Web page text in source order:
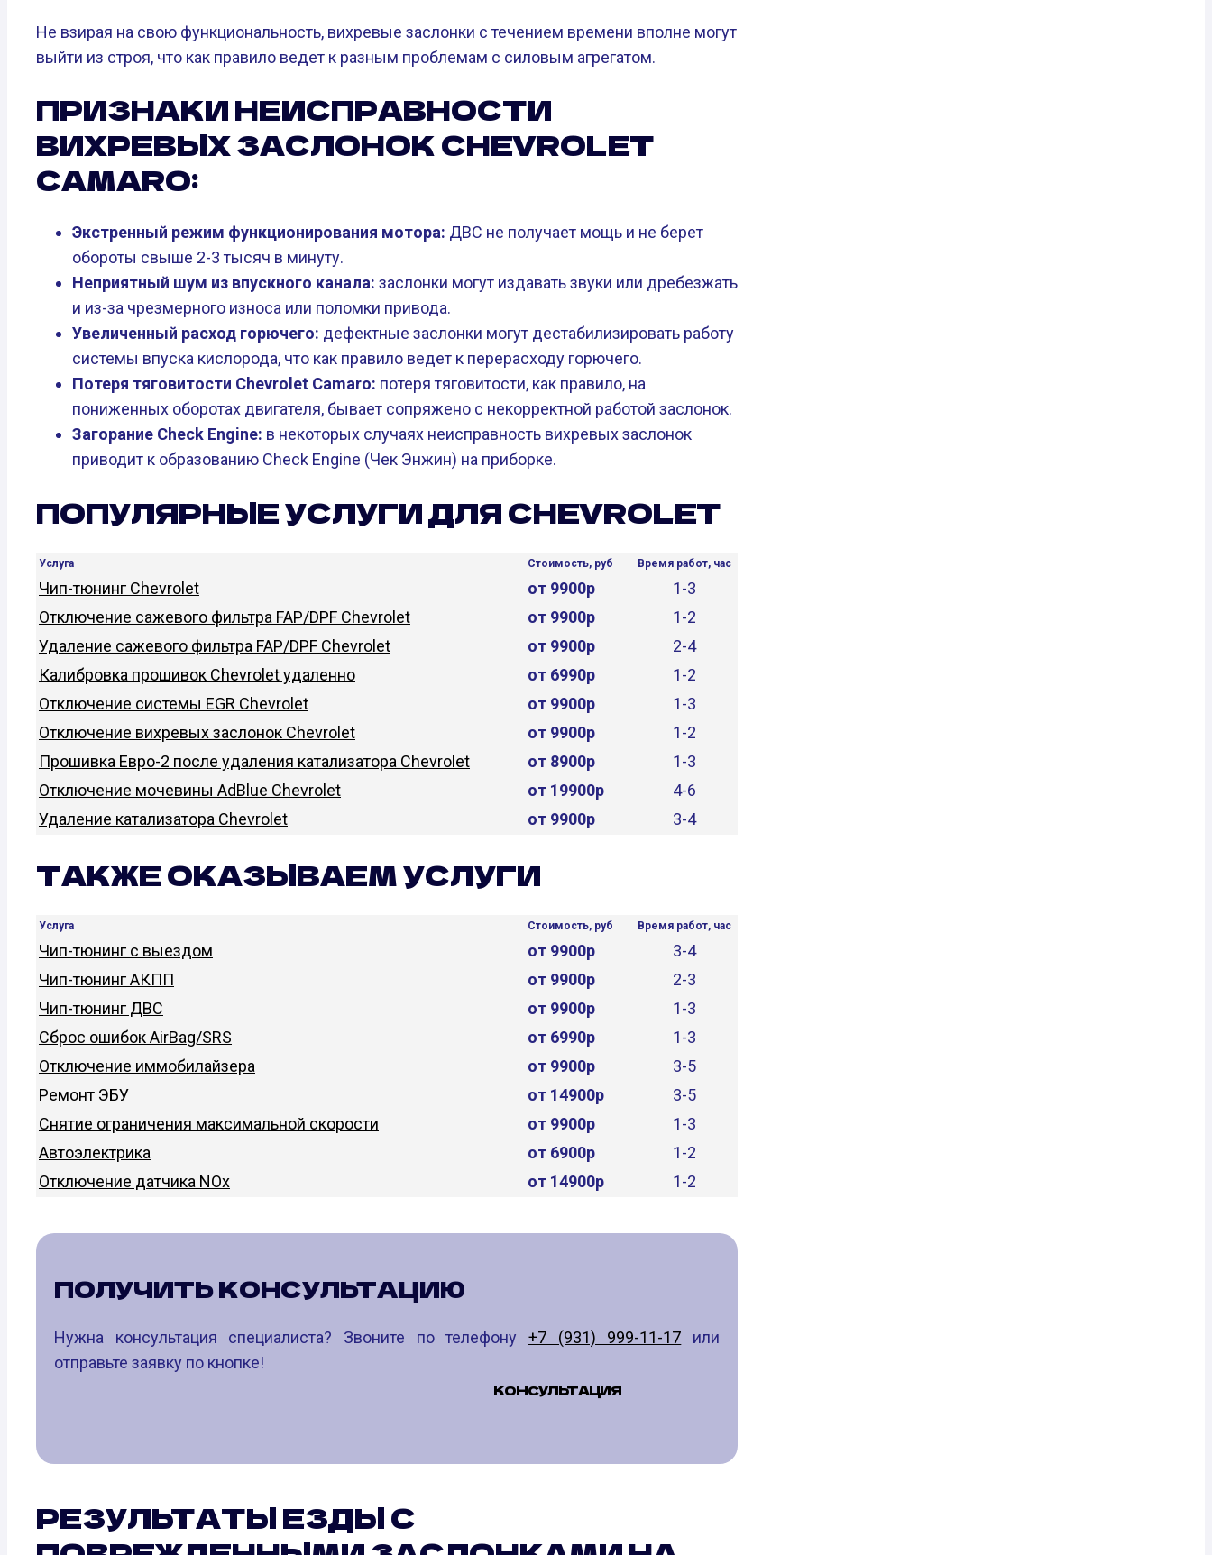
Не взирая на свою функциональность, вихревые заслонки с течением времени вполне могут
выйти из строя, что как правило ведет к разным проблемам с силовым агрегатом.
ПРИЗНАКИ НЕИСПРАВНОСТИ
ВИХРЕВЫХ ЗАСЛОНОК CHEVROLET
CAMARO:
Экстренный режим функционирования мотора: ДВС не получает мощь и не берет
обороты свыше 2-3 тысяч в минуту.
Неприятный шум из впускного канала: заслонки могут издавать звуки или дребезжать
и из-за чрезмерного износа или поломки привода.
Увеличенный расход горючего: дефектные заслонки могут дестабилизировать работу
системы впуска кислорода, что как правило ведет к перерасходу горючего.
Потеря тяговитости Chevrolet Camaro: потеря тяговитости, как правило, на
пониженных оборотах двигателя, бывает сопряжено с некорректной работой заслонок.
Загорание Check Engine: в некоторых случаях неисправность вихревых заслонок
приводит к образованию Check Engine (Чек Энжин) на приборке.
ПОПУЛЯРНЫЕ УСЛУГИ ДЛЯ CHEVROLET
Услуга Стоимость, руб Время работ, час
Чип-тюнинг Chevrolet от 9900р
1-3
Отключение сажевого фильтра FAP/DPF Chevrolet
от 9900р
1-2
Удаление сажевого фильтра FAP/DPF Chevrolet
от 9900р
2-4
Калибровка прошивок Chevrolet удаленно
от 6990р
1-2
Отключение системы EGR Chevrolet
от 9900р
1-3
Отключение вихревых заслонок Chevrolet
от 9900р
1-2
Прошивка Евро-2 после удаления катализатора Chevrolet
от 8900р
1-3
Отключение мочевины AdBlue Chevrolet
от 19900р
4-6
Удаление катализатора Chevrolet
от 9900р 3-4
ТАКЖЕ ОКАЗЫВАЕМ УСЛУГИ
Услуга Стоимость, руб Время работ, час
Чип-тюнинг с выездом от 9900р
3-4
Чип-тюнинг АКПП
от 9900р
2-3
Чип-тюнинг ДВС
от 9900р
1-3
Сброс ошибок AirBag/SRS
от 6990р
1-3
Отключение иммобилайзера
от 9900р
3-5
Ремонт ЭБУ
от 14900р
3-5
Снятие ограничения максимальной скорости
от 9900р
1-3
Автоэлектрика
от 6900р
1-2
Отключение датчика NOx
от 14900р 1-2
ПОЛУЧИТЬ КОНСУЛЬТАЦИЮ
Нужна консультация специалиста? Звоните по телефону +7 (931) 999-11-17 или
отправьте заявку по кнопке!
КОНСУЛЬТАЦИЯ
РЕЗУЛЬТАТЫ ЕЗДЫ С